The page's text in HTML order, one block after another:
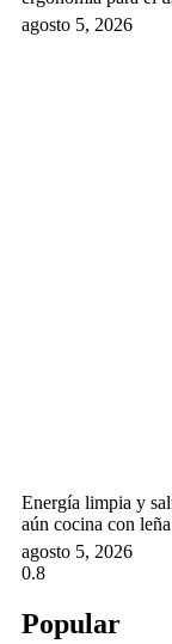
agosto 5, 2026
Energía limpia y
aún cocina con leña
agosto 5, 2026
Popular